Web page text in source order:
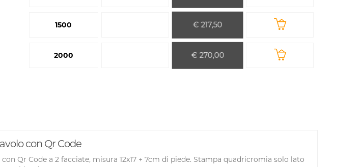
1500 € 217,50
2000 € 270,00
con Qr Code
con Qr Code a 2 facciate, misura 12x17 + 7cm di piede. Stampa quadricromia solo lato